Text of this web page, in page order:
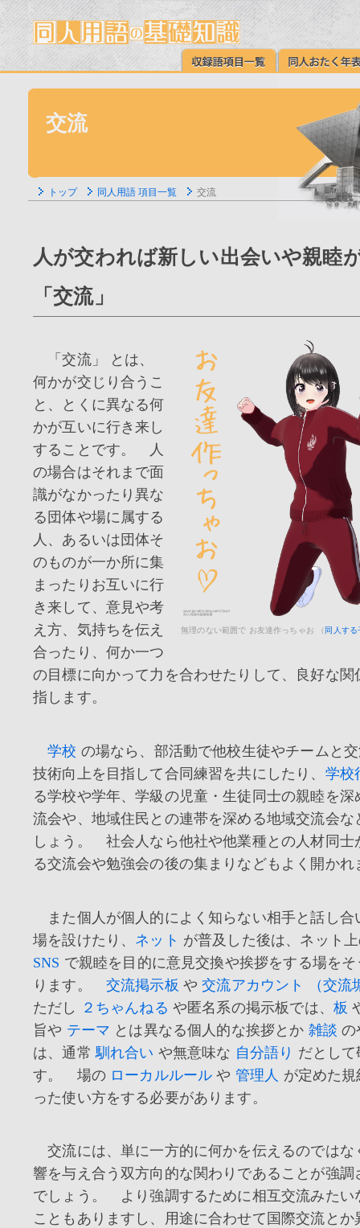
交流
トップ 同人用語 項目一覧 交流
人が交われば新しい出会いや親睦
「交流」
無理のない範囲で お友達作っちゃお （ 同人する
「交流」 とは、
何かが交じり合うこ
と、とくに異なる何
かが互いに行き来し
することです。 人
の場合はそれまで面
識がなかったり異な
る団体や場に属する
人、あるいは団体そ
のものが一か所に集
まったりお互いに行
き来して、意見や考
え方、気持ちを伝え
合ったり、何か一つ
の目標に向かって力を合わせたりして、良好な関
指します。
学校 の場なら、部活動で他校生徒やチームと
技術向上を目指して合同練習を共にしたり、 学校
る学校や学年、学級の児童・生徒同士の親睦を深
流会や、地域住民との連帯を深める地域交流会な
しょう。 社会人なら他社や他業種との人材同士
る交流会や勉強会の後の集まりなどもよく開かれ
また個人が個人的によく知らない相手と話し合
場を設けたり、 ネット が普及した後は、ネット
SNS で親睦を目的に意見交換や挨拶をする場を
ります。 交流掲示板 や交流アカウント （交流
ただし
２ちゃんねる や匿名系の掲示板では、 板
旨や テーマ とは異なる個人的な挨拶とか 雑談 の
は、通常 馴れ合い や無意味な 自分語り だとし
す。 場の ローカルルール や 管理人 が定めた規
った使い方をする必要があります。
交流には、単に一方的に何かを伝えるのではな
響を与え合う双方向的な関わりであることが強調
でしょう。 より強調するために相互交流みたい
こともありますし、用途に合わせて国際交流とか